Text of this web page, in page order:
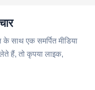
साथ एक समर्पित मीडिया
हैं, तो कृपया लाइक,